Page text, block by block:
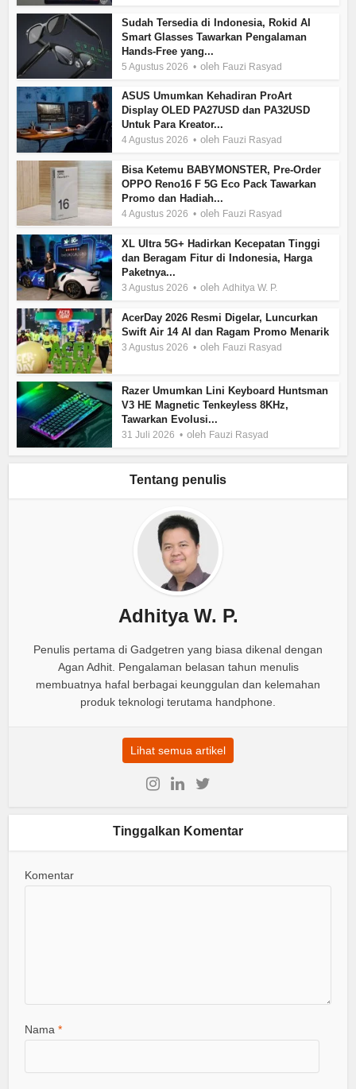
Sudah Tersedia di Indonesia, Rokid AI
Smart Glasses Tawarkan Pengalaman
Hands-Free yang...
5 Agustus 2026 oleh Fauzi Rasyad
ASUS Umumkan Kehadiran ProArt
Display OLED PA27USD dan PA32USD
Untuk Para Kreator...
4 Agustus 2026 oleh Fauzi Rasyad
Bisa Ketemu BABYMONSTER, Pre-Order
OPPO Reno16 F 5G Eco Pack Tawarkan
Promo dan Hadiah...
4 Agustus 2026 oleh Fauzi Rasyad
XL Ultra 5G+ Hadirkan Kecepatan Tinggi
dan Beragam Fitur di Indonesia, Harga
Paketnya...
3 Agustus 2026 olehAdhitya W. P.
AcerDay 2026 Resmi Digelar, Luncurkan
Swift Air 14 AI dan Ragam Promo Menarik
3 Agustus 2026 oleh Fauzi Rasyad
Razer Umumkan Lini Keyboard Huntsman
V3 HE Magnetic Tenkeyless 8KHz,
Tawarkan Evolusi...
31 Juli 2026 oleh Fauzi Rasyad
Tentang penulis
Adhitya W. P.
Penulis pertama di Gadgetren yang biasa dikenal dengan
Agan Adhit. Pengalaman belasan tahun menulis
membuatnya hafal berbagai keunggulan dan kelemahan
produk teknologi terutama handphone.
Lihat semua artikel
Tinggalkan Komentar
Komentar
Nama*